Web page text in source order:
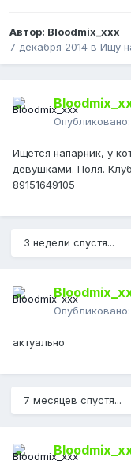
Автор: Bloodmix_xxx
7 декабря 2014 в Ищу
Опубликовано:
Ищется напарник, у
девушками. Поля.
89151649105
3 недели спустя...
Опубликовано:
актуально
7 месяцев спустя...